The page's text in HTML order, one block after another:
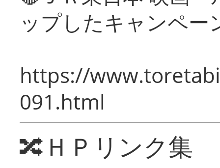
ップしたキャンペー
https://
091.html
🔀ＨＰリンク集